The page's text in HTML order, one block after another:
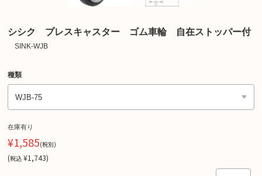
シシク プレスキャスター ゴム車輪 自在ストッパー付
SINK-WJB
種類
在庫有り
¥1,585(税別)
(税込 ¥1,743)